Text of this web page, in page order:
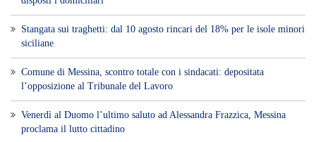
Stangata sui traghetti: dal 10 agosto rincari del 18% per le isole minori
siciliane
Comune di Messina, scontro totale con i sindacati: depositata
l’opposizione al Tribunale del Lavoro
Venerdì al Duomo l’ultimo saluto ad Alessandra Frazzica, Messina
proclama il lutto cittadino